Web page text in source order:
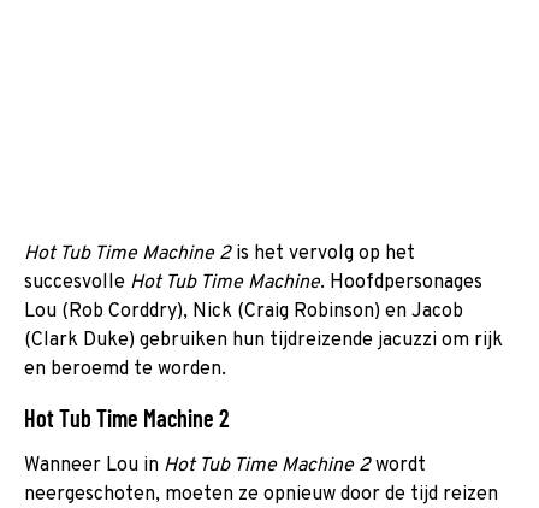
Hot Tub Time Machine 2is het vervolg op het
succesvolle Hot Tub Time Machine. Hoofdpersonages
Lou (Rob Corddry), Nick (Craig Robinson) en Jacob
(Clark Duke) gebruiken hun tijdreizende jacuzzi om rijk
en beroemd te worden.
Hot Tub Time Machine 2
Wanneer Lou in Hot Tub Time Machine 2wordt
neergeschoten, moeten ze opnieuw door de tijd reizen